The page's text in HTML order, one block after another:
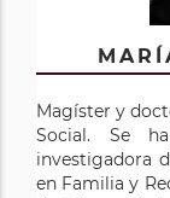
Magíster y
Social. Se
investigadora
en Familia y